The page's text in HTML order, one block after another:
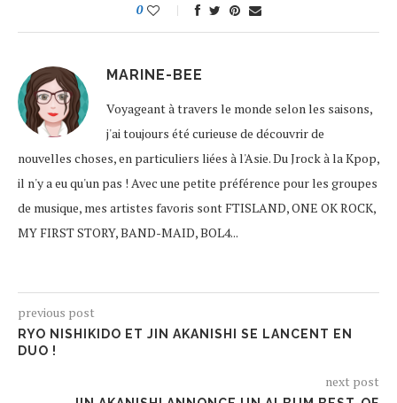
0
MARINE-BEE
Voyageant à travers le monde selon les saisons,
j'ai toujours été curieuse de découvrir de
nouvelles choses, en particuliers liées à l'Asie. Du Jrock à la Kpop,
il n'y a eu qu'un pas ! Avec une petite préférence pour les groupes
de musique, mes artistes favoris sont FTISLAND, ONE OK ROCK,
MY FIRST STORY, BAND-MAID, BOL4...
previous post
RYO NISHIKIDO ET JIN AKANISHI SE LANCENT EN
DUO !
next post